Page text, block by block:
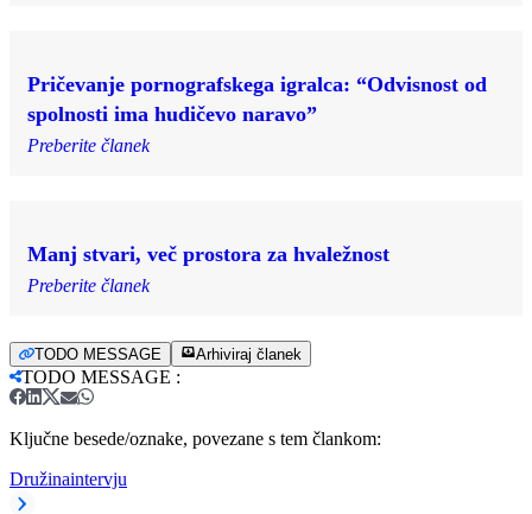
Pričevanje pornografskega igralca: “Odvisnost od
spolnosti ima hudičevo naravo”
Preberite članek
Manj stvari, več prostora za hvaležnost
Preberite članek
TODO MESSAGE Arhiviraj članek
TODO MESSAGE :
Ključne besede/oznake, povezane s tem člankom:
Družinaintervju